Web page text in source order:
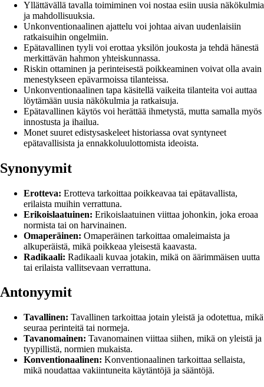
Yllättävällä tavalla toimiminen voi nostaa esiin uusia näkökulmia
ja mahdollisuuksia.
Unkonventionaalinen ajattelu voi johtaa aivan uudenlaisiin
ratkaisuihin ongelmiin.
Epätavallinen tyyli voi erottaa yksilön joukosta ja tehdä hänestä
merkittävän hahmon yhteiskunnassa.
Riskin ottaminen ja perinteisestä poikkeaminen voivat olla avain
menestykseen epävarmoissa tilanteissa.
Unkonventionaalinen tapa käsitellä vaikeita tilanteita voi auttaa
löytämään uusia näkökulmia ja ratkaisuja.
Epätavallinen käytös voi herättää ihmetystä, mutta samalla myös
innostusta ja ihailua.
Monet suuret edistysaskeleet historiassa ovat syntyneet
epätavallisista ja ennakkoluulottomista ideoista.
Synonyymit
Erotteva: Erotteva tarkoittaa poikkeavaa tai epätavallista,
erilaista muihin verrattuna.
Erikoislaatuinen: Erikoislaatuinen viittaa johonkin, joka eroaa
normista tai on harvinainen.
Omaperäinen: Omaperäinen tarkoittaa omaleimaista ja
alkuperäistä, mikä poikkeaa yleisestä kaavasta.
Radikaali: Radikaali kuvaa jotakin, mikä on äärimmäisen uutta
tai erilaista vallitsevaan verrattuna.
Antonyymit
Tavallinen: Tavallinen tarkoittaa jotain yleistä ja odotettua, mikä
seuraa perinteitä tai normeja.
Tavanomainen: Tavanomainen viittaa siihen, mikä on yleistä ja
tyypillistä, normien mukaista.
Konventionaalinen: Konventionaalinen tarkoittaa sellaista,
mikä noudattaa vakiintuneita käytäntöjä ja sääntöjä.